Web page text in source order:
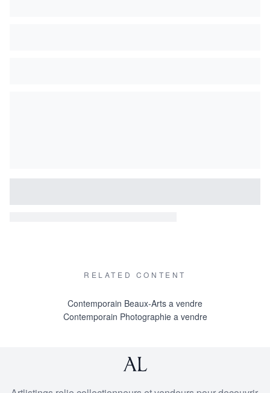
RELATED CONTENT
Contemporain Beaux-Arts a vendre
Contemporain Photographie a vendre